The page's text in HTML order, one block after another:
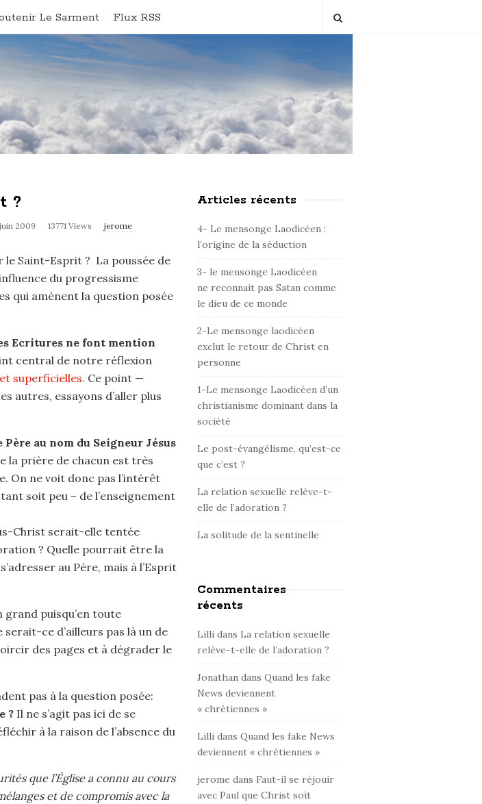
Le Sarment Flux RSS
?
2009 13771 Views jerome
Saint-Esprit ? La poussée de
du progressisme
qui amènent la question posée
Ecritures ne font mention
central de notre réflexion
superficielles. Ce point —
autres, essayons d’aller plus
au nom du Seigneur Jésus
la prière de chacun est très
On ne voit donc pas l’intérêt
soit peu – de l’enseignement
Christ serait-elle tentée
? Quelle pourrait être la
au Père, mais à l’Esprit
grand puisqu’en toute
ce d’ailleurs pas là un de
des pages et à dégrader le
pas à la question posée:
?Il ne s’agit pas ici de se
à la raison de l’absence du
que l’Église a connu au cours
et de compromis avec la
S
t
S
i
d
e
b
a
Articles récents
4- Le mensonge Laodicéen :
l’origine de la séduction
3- le mensonge Laodicéen
ne reconnait pas Satan comme
le dieu de ce monde
2-Le mensonge laodicéen
exclut le retour de Christ en
personne
1-Le mensonge Laodicéen d’un
christianisme dominant dans la
société
Le post-évangélisme, qu’est-ce
que c’est ?
La relation sexuelle relève-t-
elle de l’adoration ?
La solitude de la sentinelle
Commentaires
récents
Lilli dans La relation sexuelle
relève-t-elle de l’adoration ?
Jonathan dansQuand les fake
News deviennent
« chrétiennes »
Lilli dansQuand les fake News
deviennent « chrétiennes »
jerome dans Faut-il se réjouir
avec Paul que Christ soit